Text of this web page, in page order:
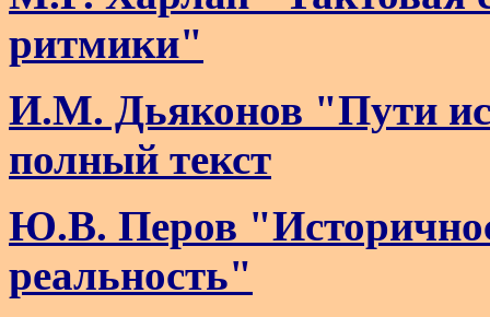
ритмики"
И.М. Дьяконов "Пути
полный текст
Ю.В. Перов
реальность"